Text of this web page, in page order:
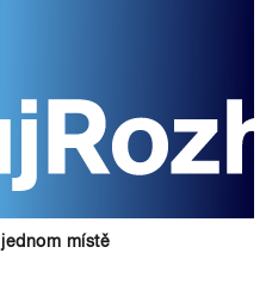
místě